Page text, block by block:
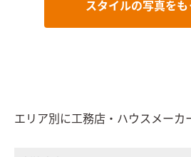
スタイルの写真をも
エリア別に工務店・ハウスメーカ